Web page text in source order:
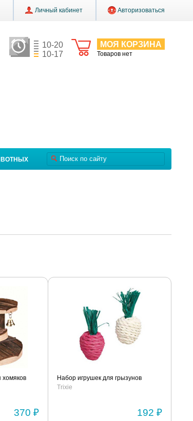
Личный кабинет Авторизоваться
МОЯ КОРЗИНА
Товаров нет
10-20
10-17
хомяков
370 ₽
Набор игрушек для грызунов
Trixie
192 ₽